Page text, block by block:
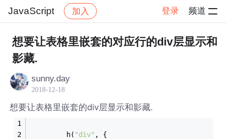
JavaScript 加入 登录 频道
社区 JavaScript 帖子详情
想要让表格里嵌套的对应行的div层显示和
影藏.
sunny.day
2018-12-18
想要让表格里嵌套的div层显示和影藏.
         h(
"div" , {